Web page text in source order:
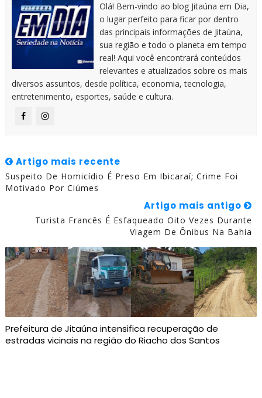
Olá! Bem-vindo ao blog Jitaúna em Dia,
o lugar perfeito para ficar por dentro
das principais informações de Jitaúna,
sua região e todo o planeta em tempo
real! Aqui você encontrará conteúdos
relevantes e atualizados sobre os mais
diversos assuntos, desde política, economia, tecnologia,
entretenimento, esportes, saúde e cultura.
Artigo mais recente
Suspeito De Homicídio É Preso Em Ibicaraí; Crime Foi
Motivado Por Ciúmes
Artigo mais antigo
Turista Francês É Esfaqueado Oito Vezes Durante
Viagem De Ônibus Na Bahia
Prefeitura de Jitaúna intensifica recuperação de
estradas vicinais na região do Riacho dos Santos